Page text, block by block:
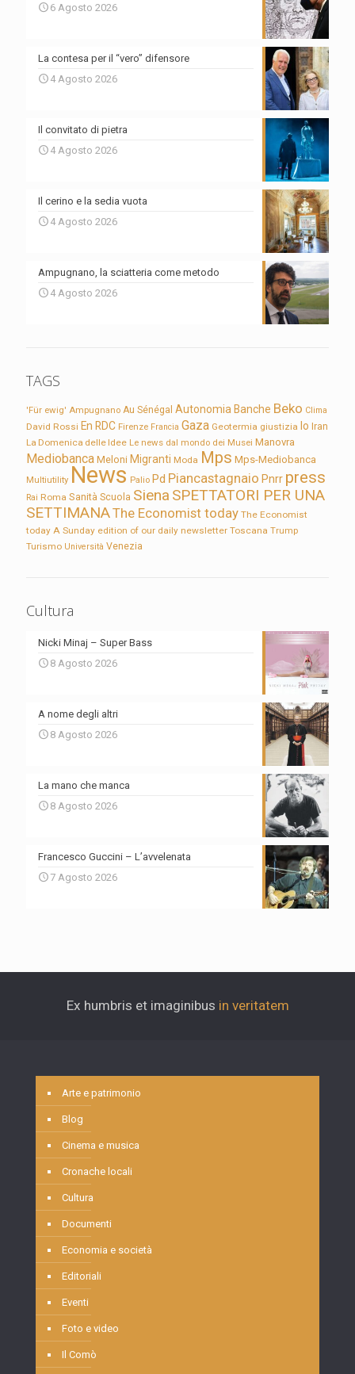
6 Agosto 2026
La contesa per il “vero” difensore
4 Agosto 2026
Il convitato di pietra
4 Agosto 2026
Il cerino e la sedia vuota
4 Agosto 2026
Ampugnano, la sciatteria come metodo
4 Agosto 2026
TAGS
'Für ewig' Ampugnano Au Sénégal Autonomia Banche Beko Clima
David Rossi En RDC Firenze Francia Gaza Geotermia giustizia Io Iran
La Domenica delle Idee Le news dal mondo dei Musei Manovra
Mediobanca Meloni Migranti Moda Mps Mps-Mediobanca
Multiutility News Palio Pd Piancastagnaio Pnrr press
Rai Roma Sanità Scuola Siena SPETTATORI PER UNA
SETTIMANAThe Economist today The Economist
today A Sunday edition of our daily newsletter Toscana Trump
Turismo Università Venezia
Cultura
Nicki Minaj – Super Bass
8 Agosto 2026
A nome degli altri
8 Agosto 2026
La mano che manca
8 Agosto 2026
Francesco Guccini – L’avvelenata
7 Agosto 2026
Ex humbris et imaginibus in veritatem
Arte e patrimonio
Blog
Cinema e musica
Cronache locali
Cultura
Documenti
Economia e società
Editoriali
Eventi
Foto e video
Il Comò